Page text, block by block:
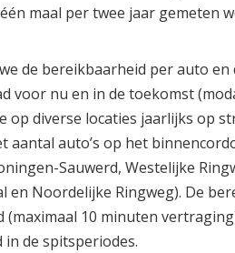
maal per twee jaar gemeten
de bereikbaarheid per auto
voor nu en in de toekomst
op diverse locaties jaarlijks op
aantal auto’s op het
Sauwerd, Westelijke
en Noordelijke Ringweg). De
(maximaal 10 minuten
in de spitsperiodes.